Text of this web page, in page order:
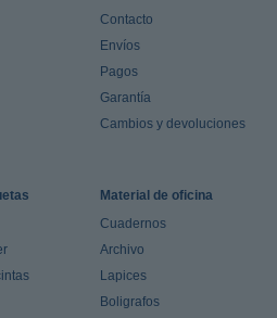
Contacto
Envíos
Pagos
Garantía
Cambios y devoluciones
Material de oficina
Cuadernos
Archivo
Lapices
Boligrafos